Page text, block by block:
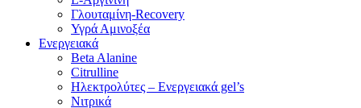
Γλουταμίνη-Recovery
Υγρά Αμινοξέα
Ενεργειακά
Beta Alanine
Citrulline
Ηλεκτρολύτες – Ενεργειακά gel’s
Νιτρικά